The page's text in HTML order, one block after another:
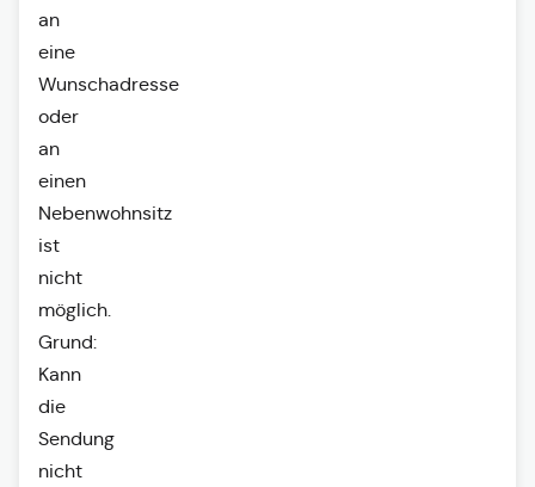
an
eine
Wunschadresse
oder
an
einen
Nebenwohnsitz
ist
nicht
möglich.
Grund:
Kann
die
Sendung
nicht